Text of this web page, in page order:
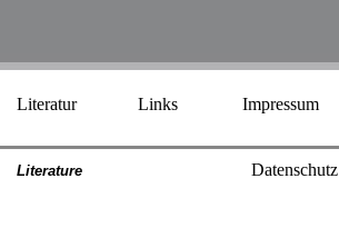
Literatur Links Impressum
Literature Datenschutz